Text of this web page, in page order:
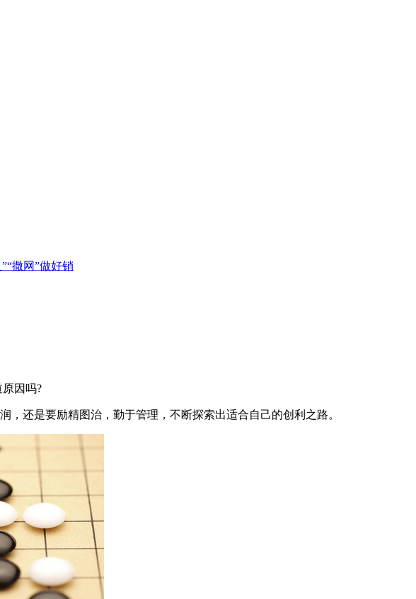
撒网”做好销
战分享
因吗?
还是要励精图治，勤于管理，不断探索出适合自己的创利之路。